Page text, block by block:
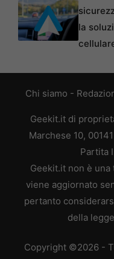
la
Chi siamo -
Geekit.it di
Marchese 10,
Partita
Geekit.it non è
viene aggiornato
pertanto
della
Copyright ©2026 -